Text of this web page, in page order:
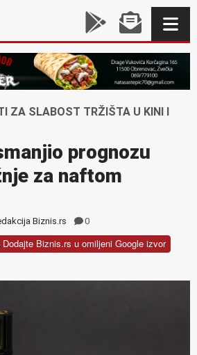
ZA SLABOST TRŽIŠTA U KINI I
prognozu
za naftom
Biznis.rs 0
Dodajte Biznis.rs u omiljeni Google izvor